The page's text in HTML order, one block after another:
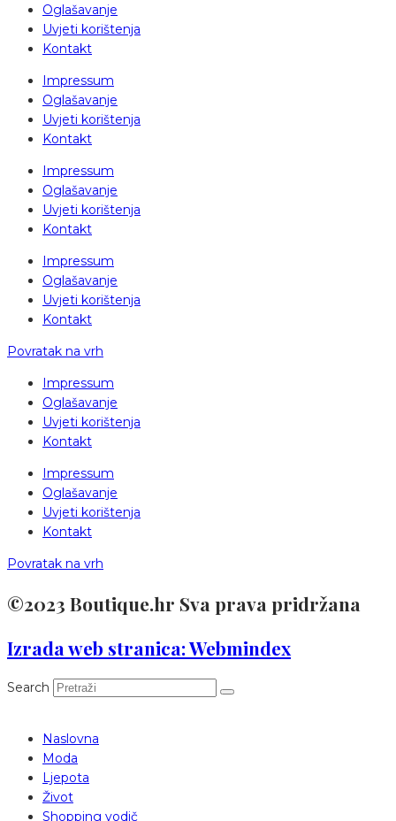
Oglašavanje
Uvjeti korištenja
Kontakt
Impressum
Oglašavanje
Uvjeti korištenja
Kontakt
Impressum
Oglašavanje
Uvjeti korištenja
Kontakt
Impressum
Oglašavanje
Uvjeti korištenja
Kontakt
Povratak na vrh
Impressum
Oglašavanje
Uvjeti korištenja
Kontakt
Impressum
Oglašavanje
Uvjeti korištenja
Kontakt
Povratak na vrh
©2023 Boutique.hr Sva prava pridržana
Izrada web stranica: Webmindex
Search
Naslovna
Moda
Ljepota
Život
Shopping vodič